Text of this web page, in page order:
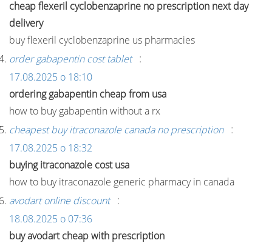
cheap flexeril cyclobenzaprine no prescription next day
delivery
buy flexeril cyclobenzaprine us pharmacies
order gabapentin cost tablet :
17.08.2025 о 18:10
ordering gabapentin cheap from usa
how to buy gabapentin without a rx
cheapest buy itraconazole canada no prescription :
17.08.2025 о 18:32
buying itraconazole cost usa
how to buy itraconazole generic pharmacy in canada
avodart online discount :
18.08.2025 о 07:36
buy avodart cheap with prescription